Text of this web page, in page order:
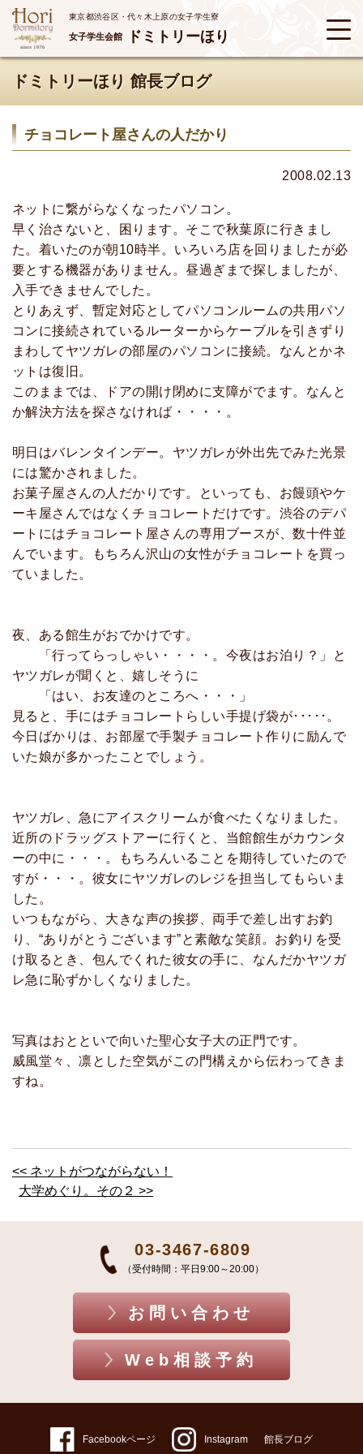
東京都渋谷区・代々木上原の女子学生寮
女子学生会館 ドミトリーほり
ドミトリーほり 館長ブログ
チョコレート屋さんの人だかり
2008.02.13
ネットに繋がらなくなったパソコン。
早く治さないと、困ります。そこで秋葉原に行きまし
た。着いたのが朝10時半。いろいろ店を回りましたが必
要とする機器がありません。昼過ぎまで探しましたが、
入手できませんでした。
とりあえず、暫定対応としてパソコンルームの共用パソ
コンに接続されているルーターからケーブルを引きずり
まわしてヤツガレの部屋のパソコンに接続。なんとかネ
ットは復旧。
このままでは、ドアの開け閉めに支障がでます。なんと
か解決方法を探さなければ・・・・。
明日はバレンタインデー。ヤツガレが外出先でみた光景
には驚かされました。
お菓子屋さんの人だかりです。といっても、お饅頭やケ
ーキ屋さんではなくチョコレートだけです。渋谷のデパ
ートにはチョコレート屋さんの専用ブースが、数十件並
んでいます。もちろん沢山の女性がチョコレートを買っ
ていました。
夜、ある館生がおでかけです。
「行ってらっしゃい・・・・。今夜はお泊り？」と
ヤツガレが聞くと、嬉しそうに
「はい、お友達のところへ・・・」
見ると、手にはチョコレートらしい手提げ袋が･････。
今日ばかりは、お部屋で手製チョコレート作りに励んで
いた娘が多かったことでしょう。
ヤツガレ、急にアイスクリームが食べたくなりました。
近所のドラッグストアーに行くと、当館館生がカウンタ
ーの中に・・・。もちろんいることを期待していたので
すが・・・。彼女にヤツガレのレジを担当してもらいま
した。
いつもながら、大きな声の挨拶、両手で差し出すお釣
り、“ありがとうございます”と素敵な笑顔。お釣りを受
け取るとき、包んでくれた彼女の手に、なんだかヤツガ
レ急に恥ずかしくなりました。
写真はおとといで向いた聖心女子大の正門です。
威風堂々、凛とした空気がこの門構えから伝わってきま
すね。
<< ネットがつながらない！
大学めぐり。その２ >>
03-3467-6809
（受付時間：平日9:00～20:00）
お問い合わせ
Web相談予約
Facebookページ Instagram 館長ブログ